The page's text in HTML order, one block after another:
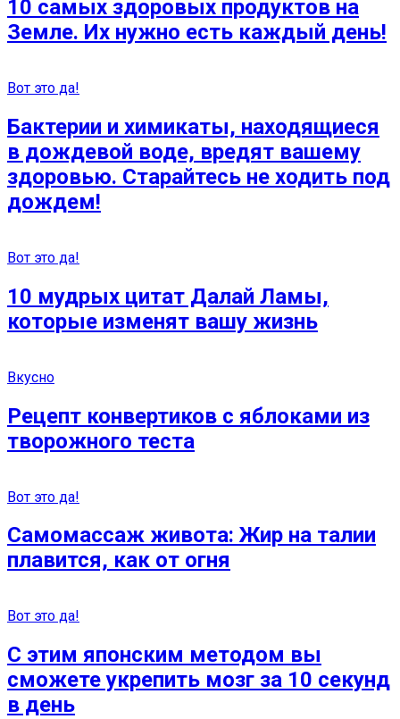
10 самых здоровых продуктов на
Земле. Их нужно есть каждый день!
Вот это да!
Бактерии и химикаты, находящиеся
в дождевой воде, вредят вашему
здоровью. Старайтесь не ходить под
дождем!
Вот это да!
10 мудрых цитат Далай Ламы,
которые изменят вашу жизнь
Вкусно
Рецепт конвертиков с яблоками из
творожного теста
Вот это да!
Самомассаж живота: Жир на талии
плавится, как от огня
Вот это да!
С этим японским методом вы
сможете укрепить мозг за 10 секунд
в день